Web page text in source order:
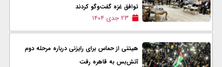
توافق غزه گفت‌وگو کردند
۲۳ جدی ۱۴۰۴
هیئتی از حماس برای رایزنی درباره مرحله دوم
آتش‌بس به قاهره رفت